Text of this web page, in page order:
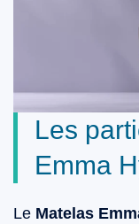
Les
Emma
Le Matelas